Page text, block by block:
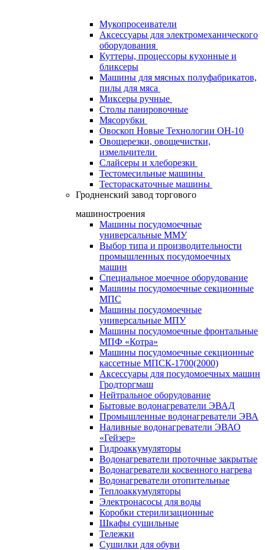
Мукопросеиватели
Аксессуары для электромеханического
оборудования
Куттеры, процессоры кухонные и
бликсеры
Машины для мясных полуфабрикатов,
пилы для мяса
Миксеры ручные
Столы панировочные
Мясорубки
Овоскоп Новые Технологии ОН-10
Овощерезки, овощечистки,
измельчители
Слайсеры и хлеборезки
Тестомесильные машины
Тестораскаточные машины
Гродненский завод торгового
машиностроения
Машины посудомоечные
универсальные ММУ
Выбор типа и производительности
промышленных посудомоечных
машин
Специальное моечное оборудование
Машины посудомоечные секционные
МПС
Машины посудомоечные
универсальные МПУ
Машины посудомоечные фронтальные
МПФ «Котра»
Машины посудомоечные секционные
кассетные МПСК-1700(2000)
Аксессуары для посудомоечных машин
Гродторгмаш
Нейтральное оборудование
Бытовые водонагреватели ЭВАД
Промышленные водонагреватели ЭВА
Наливные водонагреватели ЭВАО
«Гейзер»
Гидроаккумуляторы
Водонагреватели проточные закрытые
Водонагреватели косвенного нагрева
Водонагреватели отопительные
Теплоаккумуляторы
Электронасосы для воды
Коробки стерилизационные
Шкафы сушильные
Тележки
Сушилки для обуви